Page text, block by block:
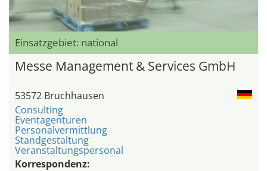
Einsatzgebiet: national
Messe Management & Services GmbH
53572 Bruchhausen
Consulting
Eventagenturen
Personalvermittlung
Standgestaltung
Veranstaltungspersonal
Korrespondenz: